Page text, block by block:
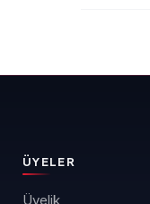
ÜYELER
Üyelik